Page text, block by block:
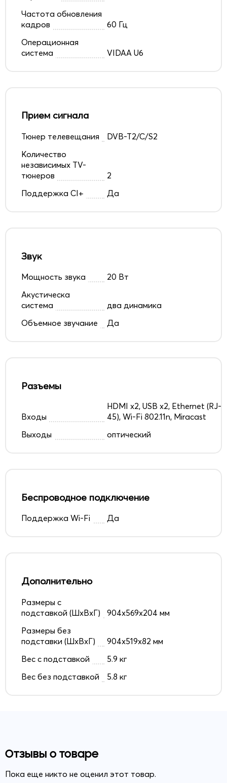
Частота обновления
кадров
60 Гц
Операционная
система
VIDAA U6
Прием сигнала
Тюнер телевещания
DVB-T2/C/S2
Количество
независимых TV-
тюнеров
2
Поддержка CI+
Да
Звук
Мощность звука
20 Вт
Акустическа
система
два динамика
Объемное звучание
Да
Разъемы
Входы
HDMI x2, USB x2, Ethernet (RJ-
45), Wi-Fi 802.11n, Miracast
Выходы
оптический
Беспроводное подключение
Поддержка Wi-Fi Да
Дополнительно
Размеры с
подставкой (ШxВxГ)
904x569x204 мм
Размеры без
подставки (ШxВxГ)
904x519x82 мм
Вес с подставкой
5.9 кг
Вес без подставкой
5.8 кг
Отзывы о товаре
Пока еще никто не оценил этот товар.